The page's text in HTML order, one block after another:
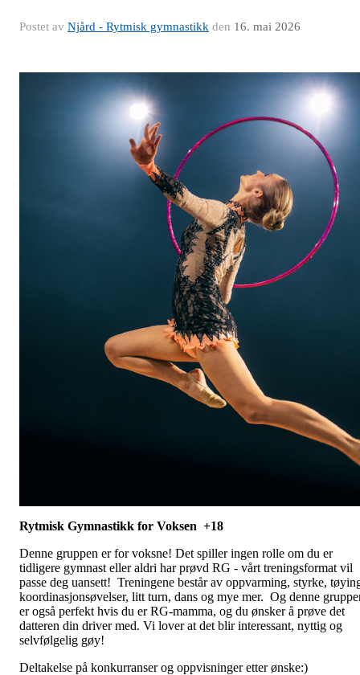
Postet av Njård - Rytmisk gymnastikk den 16. mai 2026
Rytmisk Gymnastikk for Voksen +18
Denne gruppen er for voksne! Det spiller ingen rolle om du er
tidligere gymnast eller aldri har prøvd RG - vårt treningsformat vil
passe deg uansett! Treningene består av oppvarming, styrke,
koordinasjonsøvelser, litt turn, dans og mye mer. Og denne
er også perfekt hvis du er RG-mamma, og du ønsker å prøve det
datteren din driver med. Vi lover at det blir interessant, nyttig og
selvfølgelig gøy!
Deltakelse på konkurranser og oppvisninger etter ønske:)